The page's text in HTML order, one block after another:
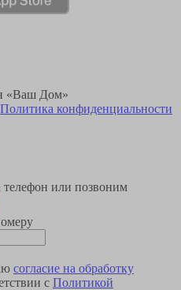
«Ваш Дом»
Политика конфиденциальности
или позвоним
согласие на обработку
с Политикой